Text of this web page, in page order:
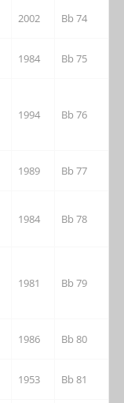
2002 Bb 74
1984 Bb 75
1994 Bb 76
1989 Bb 77
1984 Bb 78
1981 Bb 79
1986 Bb 80
1953 Bb 81